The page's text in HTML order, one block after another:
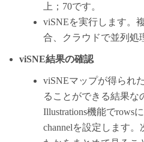
上；70です。
viSNEを実行します。
合、クラウドで並列処
viSNE結果の確認
viSNEマップが得られ
ることができる結果な
Illustrations機能でrows
channelを設定します